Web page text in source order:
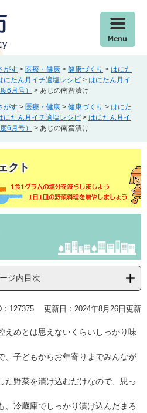
がす > 医療・健康 > 健康づくり > はにた
にたん月イチ適塩レシピ > はにたん月イ
6月号）
> あじの南蛮漬け
がす > 医療・健康 > 健康づくり > はにた
にたん月イチ適塩レシピ > はにたん月イ
6月号）
> あじの南蛮漬け
クト
ジ内目次
127375 更新日：2024年8月26日更新
えめとは思えないくらいしっかり味
、子どもからお年寄りまでみんなが
た野菜を漬け込むだけなので、思っ
、冷蔵庫でしっかり漬け込んだまろ